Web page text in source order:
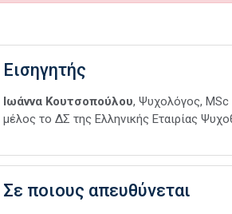
Εισηγητής
Ιωάννα Κουτσοπούλου, Ψυχολόγος, MSc
μέλος το ΔΣ της Ελληνικής Εταιρίας
Σε ποιους απευθύνεται